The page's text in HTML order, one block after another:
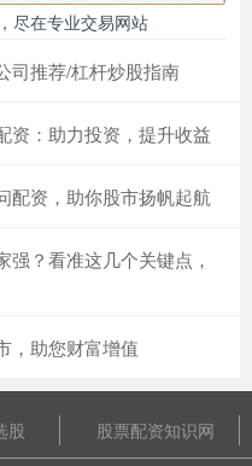
尽在专业交易网站
司推荐/杠杆炒股指南
资：助力投资，提升收益
配资，助你股市扬帆起航
？看准这几个关键点，
，助您财富增值
股 股票配资知识网